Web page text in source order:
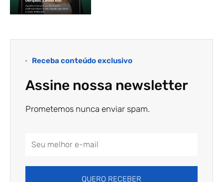
Receba conteúdo exclusivo
Assine nossa newsletter
Prometemos nunca enviar spam.
QUERO RECEBER